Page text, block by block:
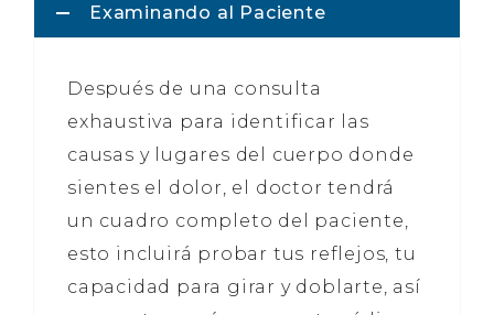
Examinando al Paciente
Después de una consulta
exhaustiva para identificar las
causas y lugares del cuerpo donde
sientes el dolor, el doctor tendrá
un cuadro completo del paciente,
esto incluirá probar tus reflejos, tu
capacidad para girar y doblarte, así